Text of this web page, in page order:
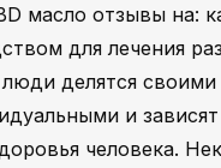
масло отзывы на:
для лечения
делятся
и
человека.